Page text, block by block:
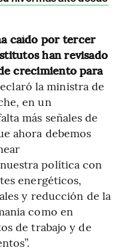
caído por tercer
han revisado
crecimiento para
la ministra de
en un
más señales de
ahora debemos
política con
energéticos,
y reducción de la
como en
de trabajo y de